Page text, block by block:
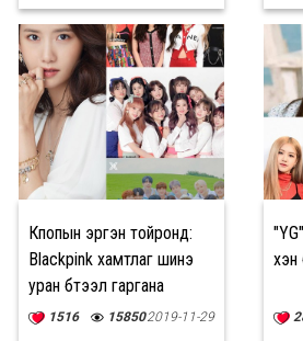
Кпопын эргэн тойронд:
Blackpink хамтлаг шинэ
уран бүтээл гаргана
1516 158502019-11-29
хэн